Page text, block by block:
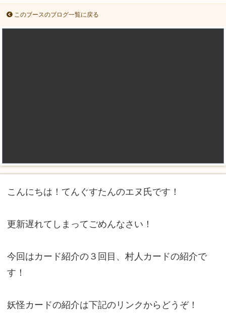
このブースのブログ一覧に戻る
こんにちは！てんぐすたんのエヌ氏です！
更新遅れてしまってごめんなさい！
今回はカード紹介の３回目、村人カードの紹介で
す！
妖怪カードの紹介は下記のリンクからどうぞ！